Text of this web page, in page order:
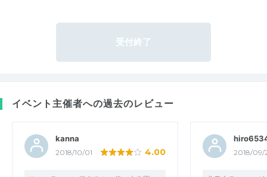
受付終了
イベント主催者への過去のレビュー
kanna
2018/10/01 4.00 2018/09/